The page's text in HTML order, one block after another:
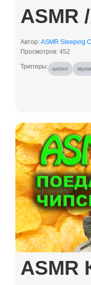
ASMR
Автор: ASMR Sleeping
Просмотров: 452
шепот